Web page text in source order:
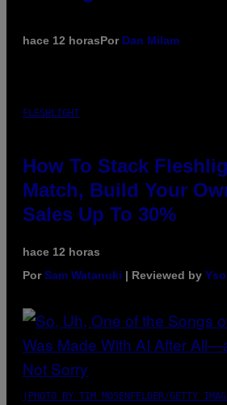
hace 12 horasPor Dan Milam
FLESHLIGHT
How To Stack
Match, Build Your
Sales Up To 30%
hace 12 horas
PorSam Watanuki | Reviewed by
(PHOTO BY TIM MOSENFELDER/GETTY